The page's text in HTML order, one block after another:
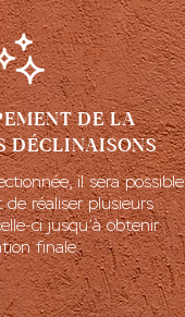
il sera possible
réaliser plusieurs
ci jusqu’à obtenir
finale.
DE LA
DÉCLINAISONS